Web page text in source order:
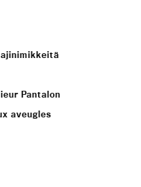
Pantalon
aveugles